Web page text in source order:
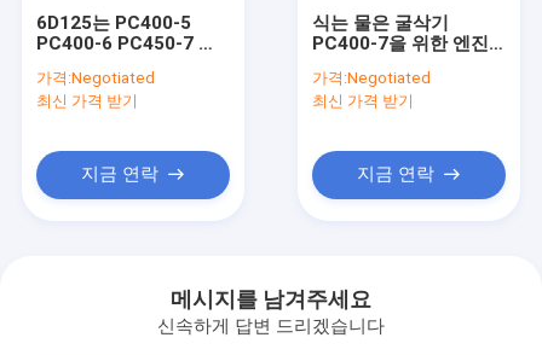
6D125는 PC400-5
PC400-6 PC450-7 굴
펌프 6150-51-1004를
사용했습니다
가격:Negotiated
최신 가격 받기
지금 연락
식는 물은 굴삭기
PC400-7을 위한 엔진
11-1101을 사용했습니
다
가격:Negotiated
최신 가격 받기
지금 연락
메시지를 남겨주세요
신속하게 답변 드리겠습니다